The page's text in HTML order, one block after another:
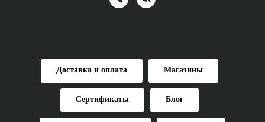
Доставка и оплата Магазины
Сертификаты Блог